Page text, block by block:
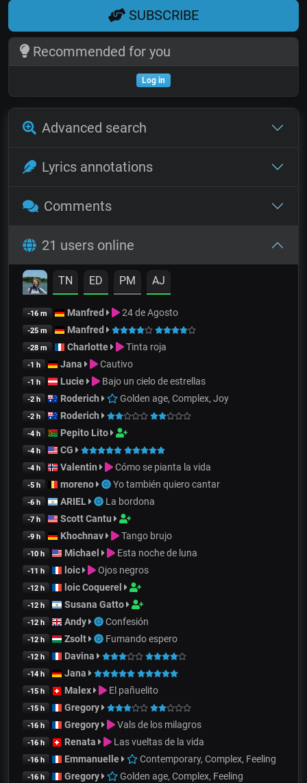
SUBSCRIBE
Recommended for you
Log in
Advanced search
Lyrics annotations
Comments
21 users online
TN ED PM AJ
-16 m Manfred 24 de Agosto
-25 m Manfred
-28 m Charlotte Tinta roja
-1 h Jana Cautivo
-1 h Lucie Bajo un cielo de estrellas
-2 h Roderich Golden age, Complex, Joy
-2 h Roderich
-4 h Pepito Lito
-4 h CG
-4 h Valentin Cómo se pianta la vida
-5 h moreno Yo también quiero cantar
-6 h ARIEL La bordona
-7 h Scott Cantu
-9 h Khochnav Tango brujo
-10 h Michael Esta noche de luna
-11 h loic Ojos negros
-12 h loic Coquerel
-12 h Susana Gatto
-12 h Andy Confesión
-12 h Zsolt Fumando espero
-12 h Davina
-14 h Jana
-15 h Malex El pañuelito
-15 h Gregory
-16 h Gregory Vals de los milagros
-16 h Renata Las vueltas de la vida
-16 h Emmanuelle Contemporary, Complex, Feeling
-16 h Gregory Golden age, Complex, Feeling